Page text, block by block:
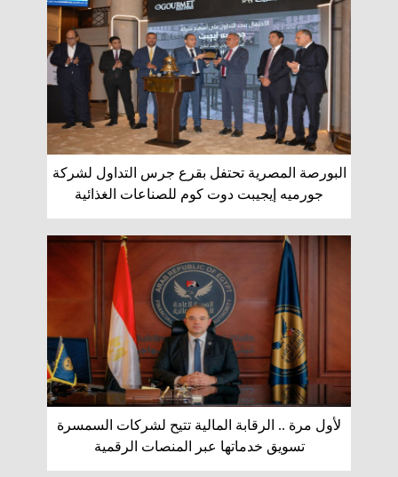
البورصة المصرية تحتفل بقرع جرس التداول لشركة
جورميه إيجيبت دوت كوم للصناعات الغذائية
لأول مرة .. الرقابة المالية تتيح لشركات السمسرة
تسويق خدماتها عبر المنصات الرقمية